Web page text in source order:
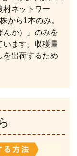
村ネットワー
から1本のみ。
んか）」のみを
います。収穫量
を出荷するため